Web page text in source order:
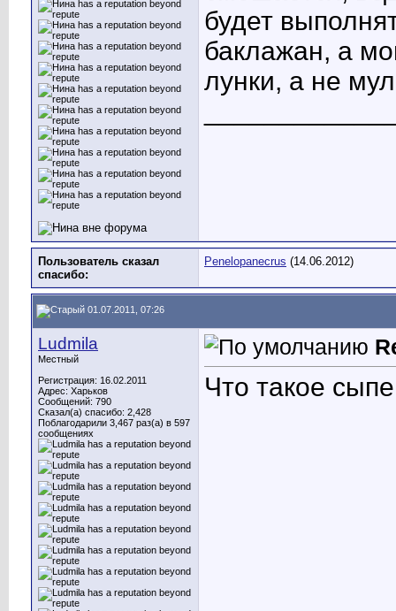
будет
баклажан, а
лунки, а не
Пользователь сказал
cпасибо:
Penelopanecrus (14.06.2012)
01.07.2011, 07:26
Ludmila
Местный
Регистрация: 16.02.2011
Адрес: Харьков
Сообщений: 790
Сказал(а) спасибо: 2,428
Поблагодарили 3,467 раз(а) в 597
сообщениях
Что такое